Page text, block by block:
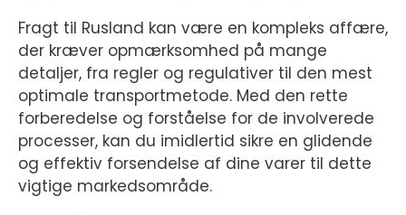
Fragt til Rusland kan være en kompleks affære,
der kræver opmærksomhed på mange
detaljer, fra regler og regulativer til den mest
optimale transportmetode. Med den rette
forberedelse og forståelse for de involverede
processer, kan du imidlertid sikre en glidende
og effektiv forsendelse af dine varer til dette
vigtige markedsområde.